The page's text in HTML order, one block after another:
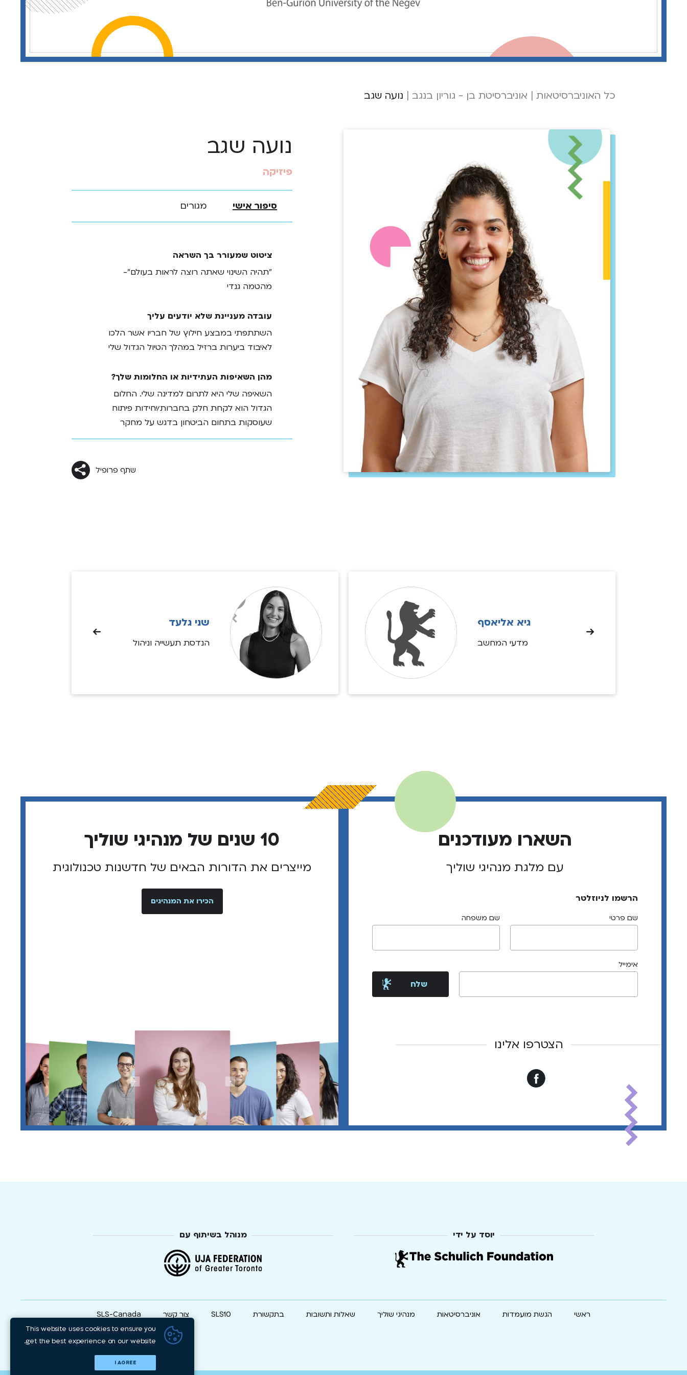
כל האוניברסיטאות | אוניברסיטת בן - גוריון בנגב | נועה שגב
נועה שגב
פיזיקה
סיפור אישי מגורים
ציטוט שמעורר בך השראה
"תהיה השינוי שאתה רוצה לראות בעולם"-
מהטמה גנדי
עובדה מעניינת שלא יודעים עליך
השתתפתי במבצע חילוץ של חבריו אשר הלכו
לאיבוד ביערות ברזיל במהלך הטיול הגדול שלי
מהן השאיפות העתידיות או החלומות שלך?
השאיפה שלי היא לתרום למדינה שלי. החלום
הגדול הוא לקחת חלק בחברות/יחידות פיתוח
שעוסקות בתחום הביטחון בדגש על מחקר
ופרויקטים למען יצירת מקום בטוח יותר עבורנו
השאיפה לתרום למדינה, ככל שהשנים עוברות אני
שתף פרופיל
גיא אליאסף
מדעי המחשב
שני גלעד
הנדסת תעשייה וניהול
השארו מעודכנים
עם מלגת מנהיגי שוליך
הרשמו לניוזלטר
שם פרטי שם משפחה
אימייל
הצטרפו אלינו
10 שנים של מנהיגי שוליך
מייצרים את הדורות הבאים של חדשנות טכנולוגית
הכירו את המנהיגים
יוסד על ידי מנוהל בשיתוף עם
ראשי הגשת מועמדות אוניברסיטאות מנהיגי שוליך שאלות ותשובות בתקשורת SLS10 צור קשר SLS-Canada
This website uses cookies to ensure you
get the best experience on our website.
I AGREE